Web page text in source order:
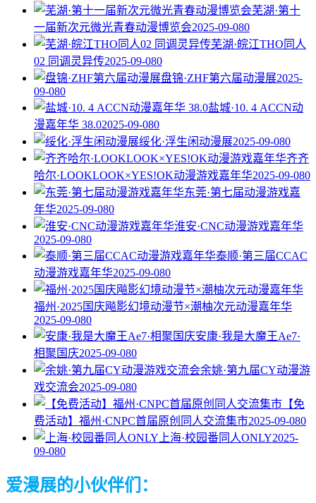
芜湖·第十
一届新次元微光青春动漫博览会2025-09-080
芜湖·皖江THO同人
02 同调灵异传2025-09-080
盘锦·ZHF第六届动漫展2025-
09-080
盐城·10. 4 ACCN动
漫嘉年华 38.02025-09-080
绥化·浮生闲动漫展2025-09-080
齐齐
哈尔·LOOKLOOK×YES!OK动漫游戏嘉年华2025-09-080
东莞·第七届动漫游戏嘉
年华2025-09-080
淮安·CNC动漫游戏嘉年华
2025-09-080
泰顺·第三届CCAC
动漫游戏嘉年华2025-09-080
福州·2025国庆飚影幻境动漫节×潮柚次元动漫嘉年华
2025-09-080
安康·我是大魔王Ae7·
相聚国庆2025-09-080
余姚·第九届CY动漫游
戏交流会2025-09-080
【免
费活动】福州·CNPC首届原创同人交流集市2025-09-080
上海·校园番同人ONLY2025-
09-080
爱漫展的小伙伴们：